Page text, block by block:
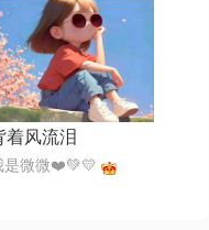
着风流泪
是微微❤️💚💛